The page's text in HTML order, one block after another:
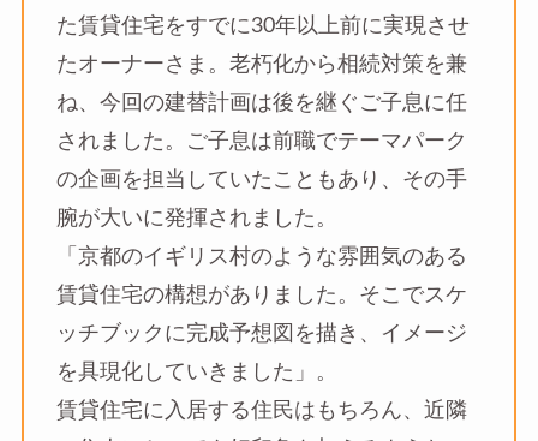
た賃貸住宅をすでに30年以上前に実現させ
たオーナーさま。老朽化から相続対策を兼
ね、今回の建替計画は後を継ぐご子息に任
されました。ご子息は前職でテーマパーク
の企画を担当していたこともあり、その手
腕が大いに発揮されました。
「京都のイギリス村のような雰囲気のある
賃貸住宅の構想がありました。そこでスケ
ッチブックに完成予想図を描き、イメージ
を具現化していきました」。
賃貸住宅に入居する住民はもちろん、近隣